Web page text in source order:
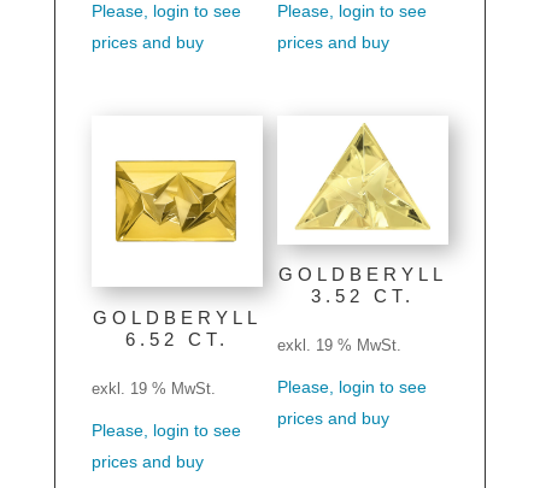
Please, login to see
prices and buy
Please, login to see
prices and buy
GOLDBERYLL
6.52 CT.
exkl. 19 % MwSt.
Please, login to see
prices and buy
GOLDBERYLL
3.52 CT.
exkl. 19 % MwSt.
Please, login to see
prices and buy